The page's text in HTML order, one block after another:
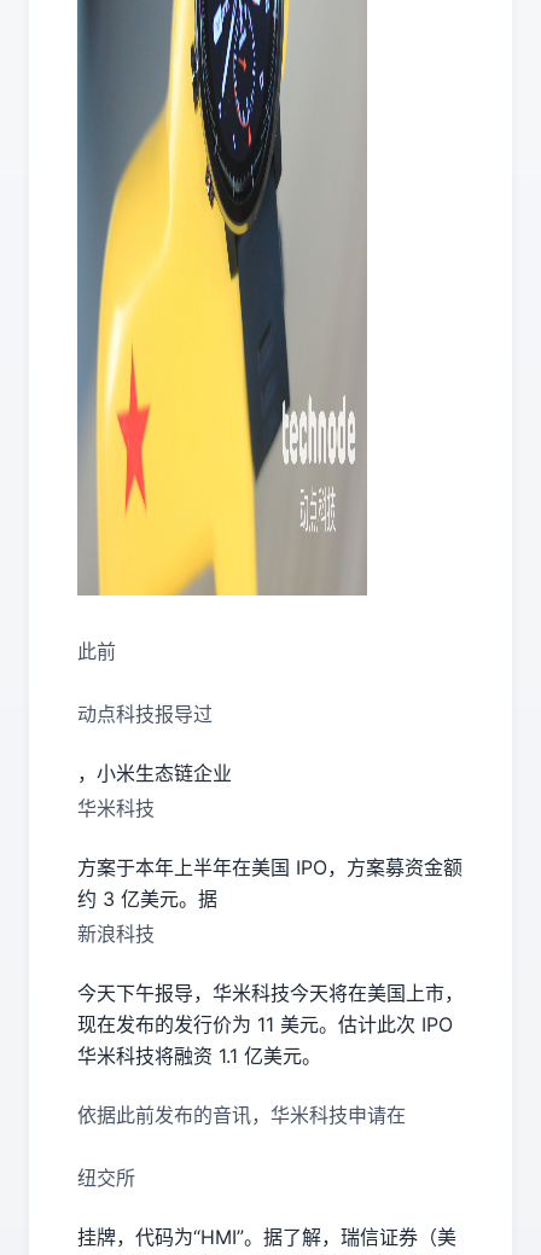
此前
动点科技报导过
，小米生态链企业
华米科技
方案于本年上半年在美国 IPO，方案募资金额
约 3 亿美元。据
新浪科技
今天下午报导，华米科技今天将在美国上市，
现在发布的发行价为 11 美元。估计此次 IPO
华米科技将融资 1.1 亿美元。
依据此前发布的音讯，华米科技申请在
纽交所
挂牌，代码为“HMI”。据了解，瑞信证券（美